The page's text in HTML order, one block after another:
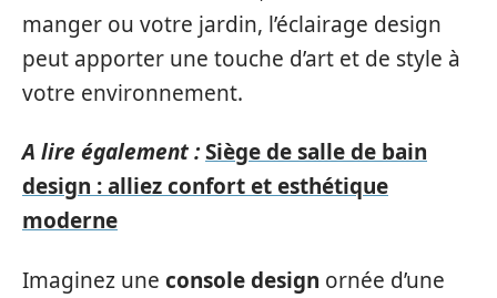
manger ou votre jardin, l’éclairage design
peut apporter une touche d’art et de style à
votre environnement.
A lire également :Siège de salle de bain
design : alliez confort et esthétique
moderne
Imaginez une console design ornée d’une